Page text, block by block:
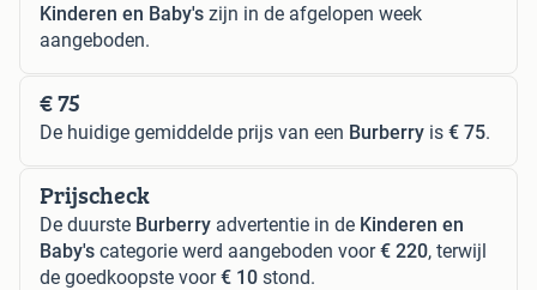
Kinderen en Baby's zijn in de afgelopen week
aangeboden.
€ 75
De huidige gemiddelde prijs van een Burberry is € 75.
Prijscheck
De duurste Burberry advertentie in de Kinderen en
Baby's categorie werd aangeboden voor€ 220, terwijl
de goedkoopste voor€ 10 stond.